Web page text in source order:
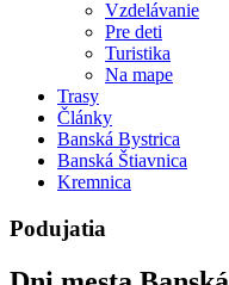
Vzdelávanie
Pre deti
Turistika
Na mape
Trasy
Články
Banská Bystrica
Banská Štiavnica
Kremnica
Podujatia